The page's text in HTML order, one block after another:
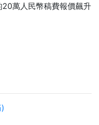
萬人民幣稿費報價飆升